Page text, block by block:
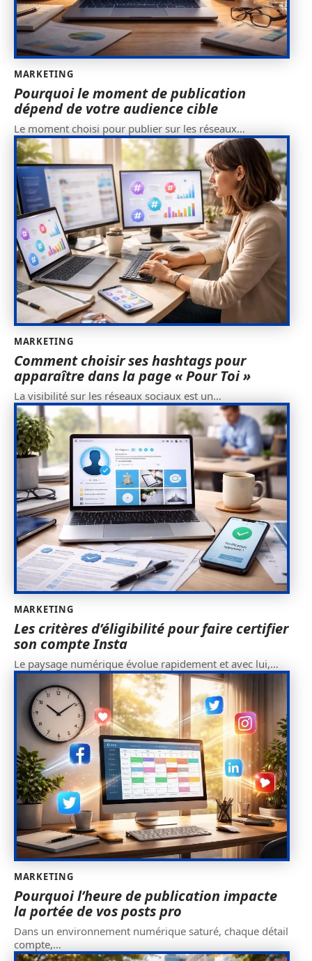
MARKETING
Pourquoi le moment de publication
dépend de votre audience cible
Le moment choisi pour publier sur les réseaux…
MARKETING
Comment choisir ses hashtags pour
apparaître dans la page « Pour Toi »
La visibilité sur les réseaux sociaux est un…
MARKETING
Les critères d’éligibilité pour faire certifier
son compte Insta
Le paysage numérique évolue rapidement et avec lui,…
MARKETING
Pourquoi l’heure de publication impacte
la portée de vos posts pro
Dans un environnement numérique saturé, chaque détail
compte,…